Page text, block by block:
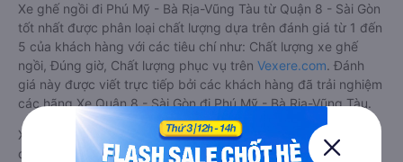
Xe ghế ngồi đi Phú Mỹ - Bà Rịa-Vũng Tàu từ Quận 8 - Sài Gòn
tốt nhất được phân loại chất lượng dựa trên đánh giá từ 1 đến
5 của khách hàng với các tiêu chí như: Chất lượng xe ghế
ngồi, Đúng giờ, Chất lượng phục vụ trên Vexere.com. Đánh
giá này được viết trực tiếp bởi các khách hàng đã trải nghiệm
các hãng Xe Quận 8 - Sài Gòn đi Phú Mỹ - Bà Rịa-Vũng Tàu.
Xe ghế ngồi đi Phú Mỹ - Bà Rịa-Vũng Tàu từ Quận 8 - Sài Gòn
được phân loại chất lượng tốt nhất là xe Vie Limousine đi Phú